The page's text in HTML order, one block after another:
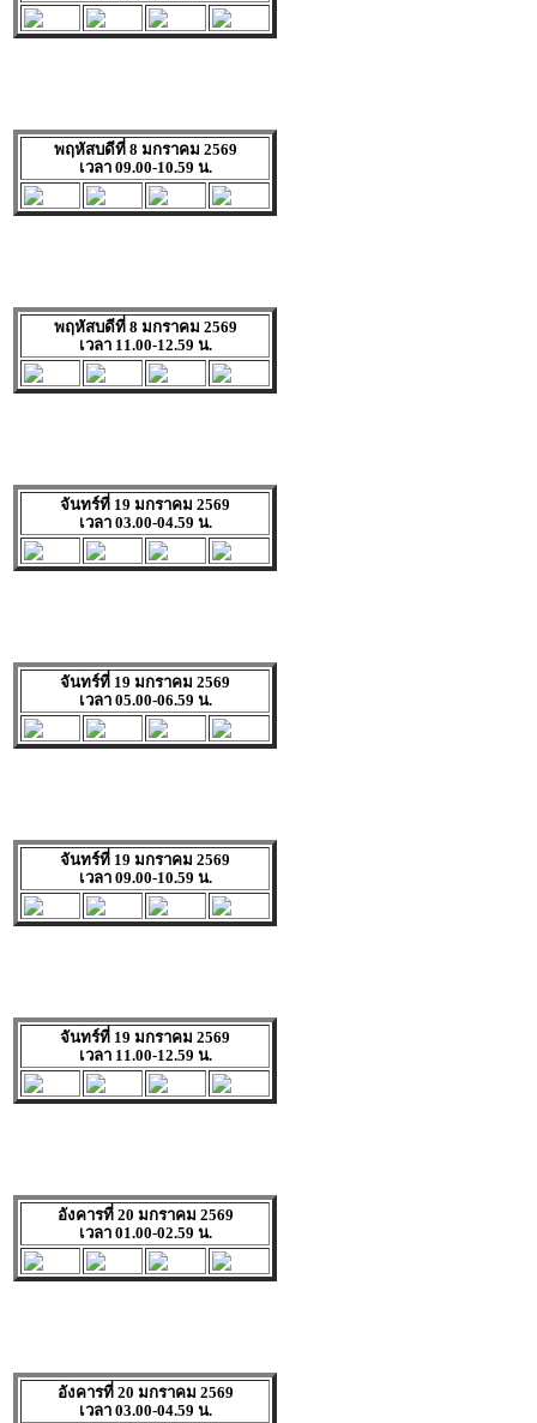
พฤหัสบดีที่ 8 มกราคม 2569
เวลา 09.00-10.59 น.
พฤหัสบดีที่ 8 มกราคม 2569
เวลา 11.00-12.59 น.
จันทร์ที่ 19 มกราคม 2569
เวลา 03.00-04.59 น.
จันทร์ที่ 19 มกราคม 2569
เวลา 05.00-06.59 น.
จันทร์ที่ 19 มกราคม 2569
เวลา 09.00-10.59 น.
จันทร์ที่ 19 มกราคม 2569
เวลา 11.00-12.59 น.
อังคารที่ 20 มกราคม 2569
เวลา 01.00-02.59 น.
อังคารที่ 20 มกราคม 2569
เวลา 03.00-04.59 น.